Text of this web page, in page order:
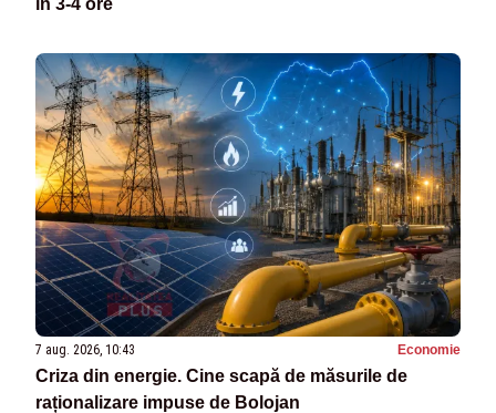
7 aug. 2026, 10:43 Economie
Criza din energie. Cine scapă de măsurile de
raționalizare impuse de Bolojan